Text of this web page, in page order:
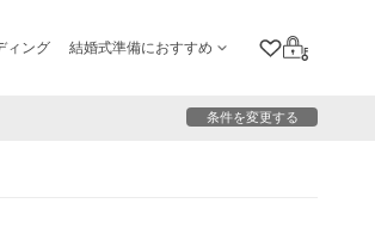
ィング 結婚式準備におすすめ
クリップリスト
ログイン
条件を変更する